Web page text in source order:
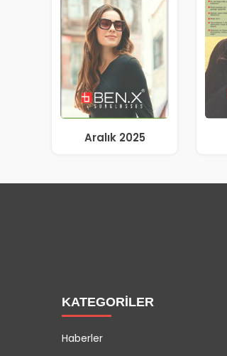
Aralık 2025
KATEGORİLER
Haberler